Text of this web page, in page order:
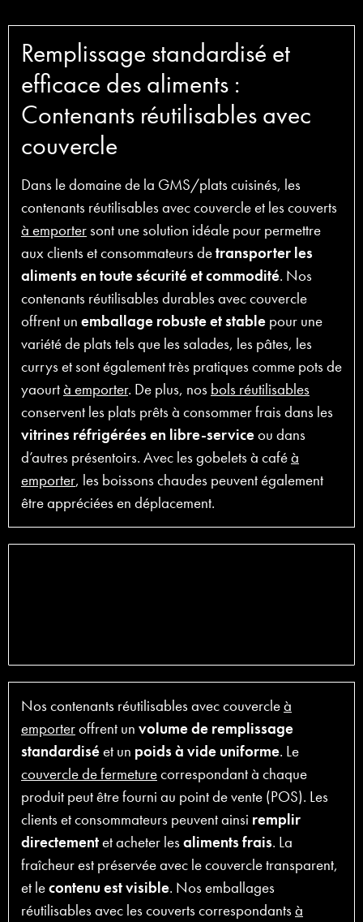
Remplissage standardisé et
efficace des aliments :
Contenants réutilisables avec
couvercle
Dans le domaine de la GMS/plats cuisinés, les
contenants réutilisables avec couvercle et les couverts
à emportersont une solution idéale pour permettre
aux clients et consommateurs detransporter les
aliments en toute sécurité et commodité. Nos
contenants réutilisables durables avec couvercle
offrent un emballage robuste et stable pour une
variété de plats tels que les salades, les pâtes, les
currys et sont également très pratiques comme pots de
yaourtà emporter. De plus, nos bols réutilisables
conservent les plats prêts à consommer frais dans les
vitrines réfrigérées en libre-serviceou dans
d’autres présentoirs. Avec les gobelets à caféà
emporter, les boissons chaudes peuvent également
être appréciées en déplacement.
Nos contenants réutilisables avec couvercleà
emporteroffrent un volume de remplissage
standardiséet un poids à vide uniforme. Le
couvercle de fermeturecorrespondant à chaque
produit peut être fourni au point de vente (POS). Les
clients et consommateurs peuvent ainsi remplir
directementet acheter lesaliments frais. La
fraîcheur est préservée avec le couvercle transparent,
et lecontenu est visible. Nos emballages
réutilisables avec les couverts correspondantsà